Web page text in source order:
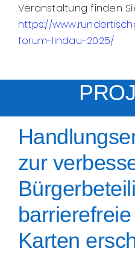
Veranstaltung finden
https://
forum-lindau-2025/
zur
Karten